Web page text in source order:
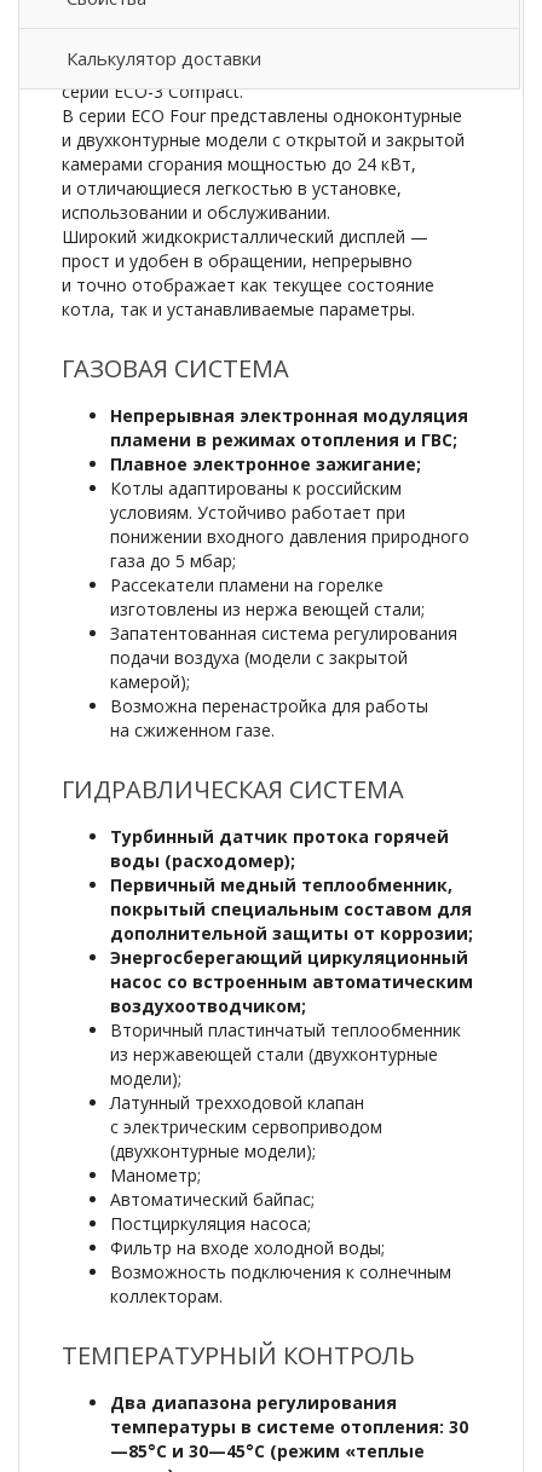
Калькулятор доставки
поколения — продолжение известной в России
серии ECO-3 Compact.
В серии ECO Four представлены одноконтурные
и двухконтурные модели с открытой и закрытой
камерами сгорания мощностью до 24 кВт,
и отличающиеся легкостью в установке,
использовании и обслуживании.
Широкий жидкокристаллический дисплей —
прост и удобен в обращении, непрерывно
и точно отображает как текущее состояние
котла, так и устанавливаемые параметры.
ГАЗОВАЯ СИСТЕМА
Непрерывная электронная модуляция
пламени в режимах отопления и ГВС;
Плавное электронное зажигание;
Котлы адаптированы к российским
условиям. Устойчиво работает при
понижении входного давления природного
газа до 5 мбар;
Рассекатели пламени на горелке
изготовлены из нержа веющей стали;
Запатентованная система регулирования
подачи воздуха (модели с закрытой
камерой);
Возможна перенастройка для работы
на сжиженном газе.
ГИДРАВЛИЧЕСКАЯ СИСТЕМА
Турбинный датчик протока горячей
воды (расходомер);
Первичный медный теплообменник,
покрытый специальным составом для
дополнительной защиты от коррозии;
Энергосберегающий циркуляционный
насос со встроенным автоматическим
воздухоотводчиком;
Вторичный пластинчатый теплообменник
из нержавеющей стали (двухконтурные
модели);
Латунный трехходовой клапан
с электрическим сервоприводом
(двухконтурные модели);
Манометр;
Автоматический байпас;
Постциркуляция насоса;
Фильтр на входе холодной воды;
Возможность подключения к солнечным
коллекторам.
ТЕМПЕРАТУРНЫЙ КОНТРОЛЬ
Два диапазона регулирования
температуры в системе отопления: 30
—85°С и 30—45°С (режим «теплые